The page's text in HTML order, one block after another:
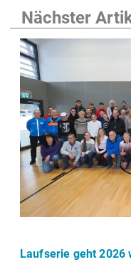
Nächster
Laufserie geht 2026